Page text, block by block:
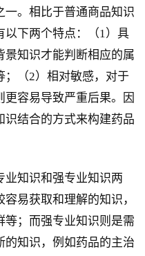
。相比于普通商品知识
以下两个特点：（1）具
景知识才能判断相应的属
（2）相对敏感，对于
容易导致严重后果。因
识结合的方式来构建药品
业知识和强专业知识两
易获取和理解的知识，
；而强专业知识则是需
的知识，例如药品的主治